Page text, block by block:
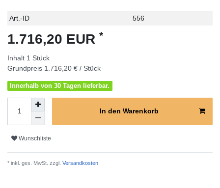
Technisches
Wert
Art.-ID 556
1.716,20 EUR *
Inhalt 1 Stück
Grundpreis 1.716,20 € / Stück
Innerhalb von 30 Tagen lieferbar.
In den Warenkorb
Wunschliste
* inkl. ges. MwSt. zzgl. Versandkosten